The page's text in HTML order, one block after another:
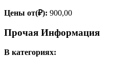
Цены от(₽): 900,00
Прочая Информация
В категориях: